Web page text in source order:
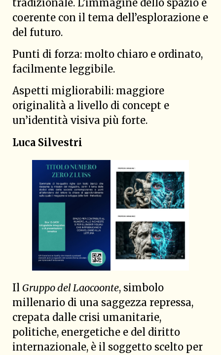
tradizionale. L’immagine dello spazio è
coerente con il tema dell’esplorazione e
del futuro.
Punti di forza: molto chiaro e ordinato,
facilmente leggibile.
Aspetti migliorabili: maggiore
originalità a livello di concept e
un’identità visiva più forte.
Luca Silvestri
Il Gruppo del Laocoonte, simbolo
millenario di una saggezza repressa,
crepata dalle crisi umanitarie,
politiche, energetiche e del diritto
internazionale, è il soggetto scelto per